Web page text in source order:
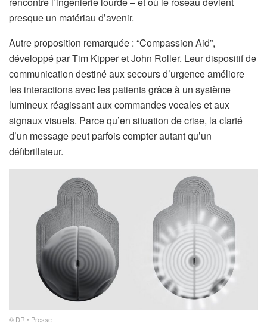
presque un matériau d’avenir.
Autre proposition remarquée : “Compassion Aid”,
développé par Tim Kipper et John Roller. Leur dispositif de
communication destiné aux secours d’urgence améliore
les interactions avec les patients grâce à un système
lumineux réagissant aux commandes vocales et aux
signaux visuels. Parce qu’en situation de crise, la clarté
d’un message peut parfois compter autant qu’un
défibrillateur.
© DR • Presse